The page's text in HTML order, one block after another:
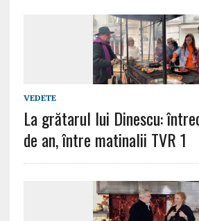
VEDETE
La grătarul lui Dinescu:
de an, între matinalii TVR 1